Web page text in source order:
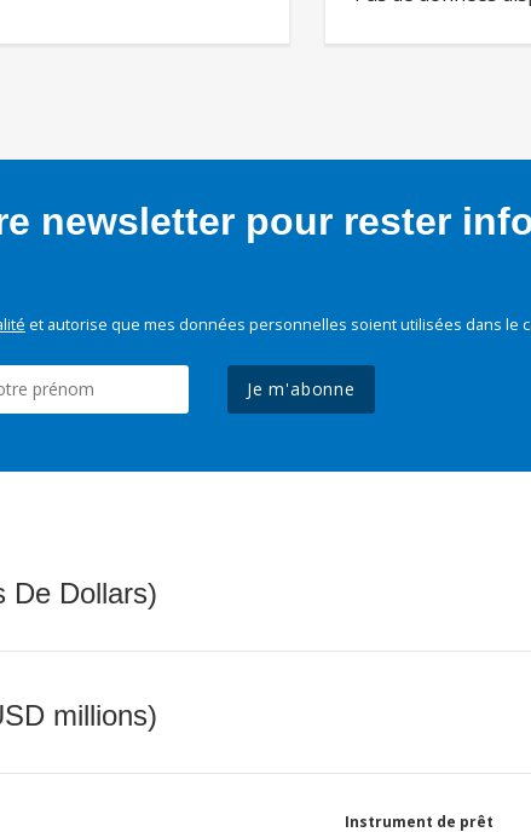
newsletter pour rester
et autorise que mes données personnelles soient utilisées dans le
Je m'abonne
De Dollars)
millions)
Instrument de prêt